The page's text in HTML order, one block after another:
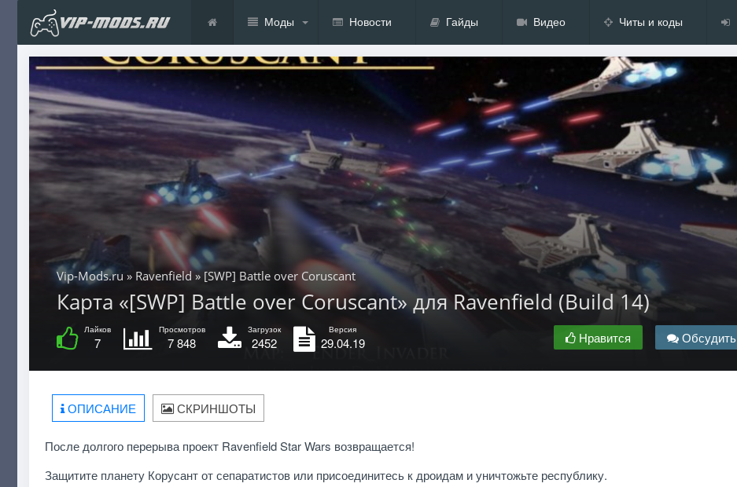
Моды Новости Гайды Видео Читы и коды
Vip-Mods.ru » Ravenfield » [SWP] Battle over Coruscant
Карта «[SWP] Battle over Coruscant» для Ravenfield (Build 14)
Лайков
7
Просмотров
7 848
Загрузок
2452
Версия
29.04.19 Нравится Обсудить
ОПИСАНИЕ СКРИНШОТЫ
После долгого перерыва проект Ravenfield Star Wars возвращается!
Защитите планету Корусант от сепаратистов или присоединитесь к дроидам и уничтожьте республику.